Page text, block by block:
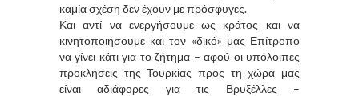
καμία σχέση δεν έχουν με πρόσφυγες.
Και αντί να ενεργήσουμε ως κράτος και να
κινητοποιήσουμε και τον «δικό» μας Επίτροπο
να γίνει κάτι για το ζήτημα – αφού οι υπόλοιπες
προκλήσεις της Τουρκίας προς τη χώρα μας
είναι αδιάφορες για τις Βρυξέλλες –